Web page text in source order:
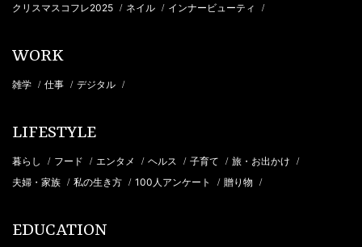
クリスマスコフレ2025 / ネイル / インナービューティ /
WORK
雑学 / 仕事 / デジタル /
LIFESTYLE
暮らし / フード / エンタメ / ヘルス / 子育て / 旅・お出かけ /
夫婦・家族 / 私の生き方 / 100人アンケート / 贈り物 /
EDUCATION